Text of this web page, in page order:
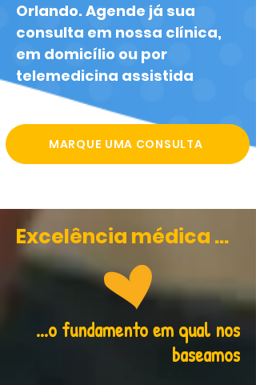
Orlando. Agende já sua
consulta em nossa clínica,
em domicílio ou por
telemedicina assistida
MARQUE UMA CONSULTA
Excelência médica ...
...o fundamento em qual nos
baseamos